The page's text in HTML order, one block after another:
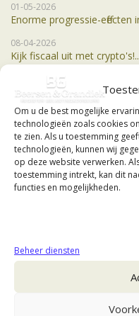
Om u de best mogelijke
technologieën zoals cookies
te zien. Als u toestemming
technologieën, kunnen wij
op deze website verwerken.
toestemming intrekt, kan dit
functies en mogelijkheden.
Beheer diensten
01-05-2026
Enorme progressie-effecten
08-04-2026
Kijk fiscaal uit met
12-05-2025
Maak altijd bezwaar tegen
07-06-2024
Hoge Raad veegt box III-